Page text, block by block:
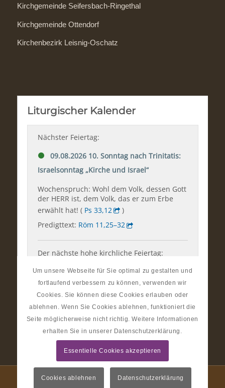
Kirchgemeinde Seifersbach-Ringethal
Kirchgemeinde Ottendorf
Kirchenbezirk Leisnig-Oschatz
© Ev.-Luth. Kirchgemeinden im Striegistal | Gestaltung:Almut Bieber Design &
Um unsere Webseite für Sie optimal zu gestalten und
fortlaufend verbessern zu können, verwenden wir
Cookies. Sie können diese Cookies erlauben oder
ablehnen. Wenn Sie Cookies ablehnen, funktioniert die
Seite möglicherweise nicht richtig. Weitere Informationen
erhalten Sie in unserer Datenschutzerklärung.
Essentielle Cookies akzeptieren
Cookies ablehnen Datenschutzerklärung